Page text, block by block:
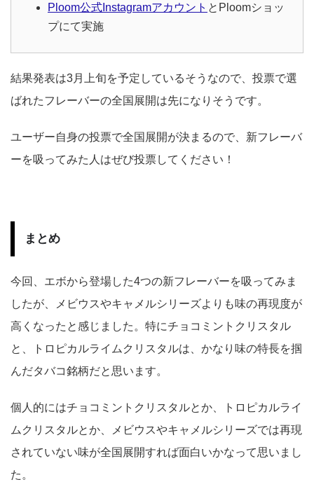
Ploom公式Instagramアカウント とPloomショッ
プにて実施
結果発表は3月上旬を予定しているそうなので、投票で選
ばれたフレーバーの全国展開は先になりそうです。
ユーザー自身の投票で全国展開が決まるので、新フレーバ
ーを吸ってみた人はぜび投票してください！
まとめ
今回、エボから登場した4つの新フレーバーを吸ってみま
したが、メビウスやキャメルシリーズよりも味の再現度が
高くなったと感じました。特にチョコミントクリスタル
と、トロピカルライムクリスタルは、かなり味の特長を掴
んだタバコ銘柄だと思います。
個人的にはチョコミントクリスタルとか、トロピカルライ
ムクリスタルとか、メビウスやキャメルシリーズでは再現
されていない味が全国展開すれば面白いかなって思いまし
た。